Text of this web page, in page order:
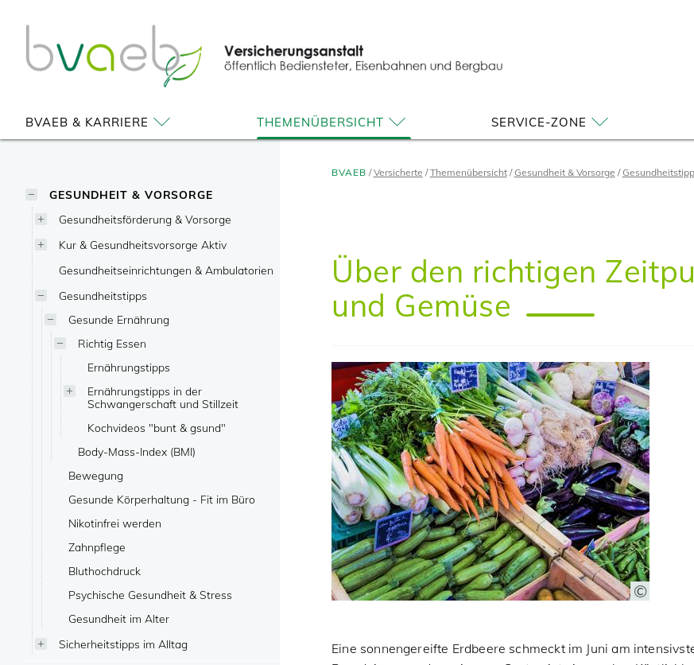
springen
BVAEB & KARRIERE THEMENÜBERSICHT SERVICE-ZONE
GESUNDHEIT & VORSORGE
Gesundheitsförderung & Vorsorge
Kur & Gesundheitsvorsorge Aktiv
Gesundheitseinrichtungen & Ambulatorien
Gesundheitstipps
Gesunde Ernährung
Richtig Essen
Ernährungstipps
Ernährungstipps in der
Schwangerschaft und Stillzeit
Kochvideos "bunt & gsund"
Body-Mass-Index (BMI)
Bewegung
Gesunde Körperhaltung - Fit im Büro
Nikotinfrei werden
Zahnpflege
Bluthochdruck
Psychische Gesundheit & Stress
Gesundheit im Alter
Sicherheitstipps im Alltag
BVAEB Versicherte Themenübersicht Gesundheit & Vorsorge
Über den richtigen
und Gemüse
Eine sonnengereifte Erdbeere schmeckt im Juni am